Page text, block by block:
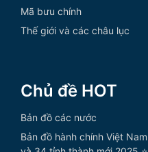
Mã bưu chính
Thế giới và các châu lục
Chủ đề HOT
Bản đồ các nước
Bản đồ hành chính Việt Nam